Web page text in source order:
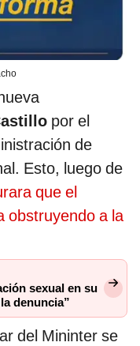
por el
de
Esto, luego de
que el
obstruyendo a la
sexual en su
denuncia”
del Mininter se